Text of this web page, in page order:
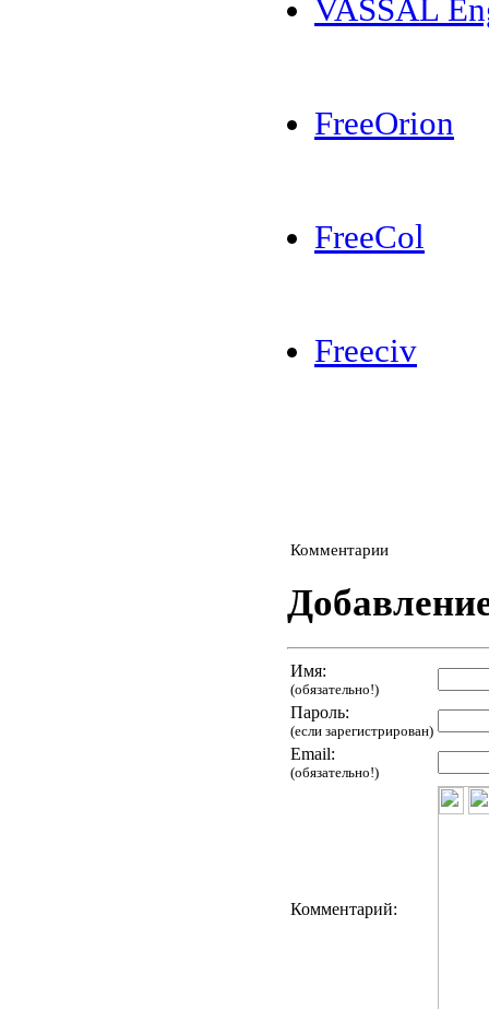
VASSAL
FreeOrion
FreeCol
Freeciv
Комментарии
Имя:
(обязательно!)
Пароль:
(если зарегистрирован)
Email:
(обязательно!)
Комментарий: